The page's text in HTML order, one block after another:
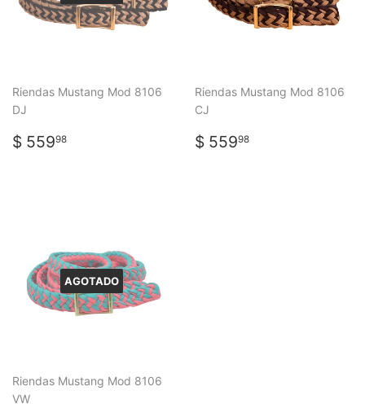
Riendas Mustang Mod 8106
DJ
PRECIO
$ 55998
Riendas Mustang Mod 8106
CJ
PRECIO
$ 55998
AGOTADO
Riendas Mustang Mod 8106
VW